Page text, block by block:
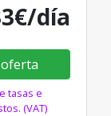
día
tasas e
(VAT)